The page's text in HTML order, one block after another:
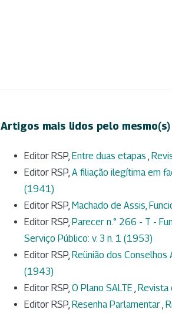
Artigos mais lidos pelo
Editor RSP, Entre duas etapas ,
Editor RSP, A filiação ilegítima em
(1941)
Editor RSP, Machado de Assis,
Editor RSP, Parecer n.° 266 - T -
Serviço Público: v. 3 n. 1 (1953)
Editor RSP, Reünião dos
(1943)
Editor RSP, O Plano SALTE , Revista
Editor RSP, Resenha Parlamentar,